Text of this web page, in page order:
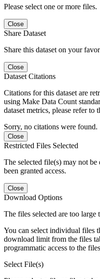
Please select one or more files.
Close
Share Dataset
Share this dataset on your
Close
Dataset Citations
Citations for this dataset are
using Make Data Count
dataset metrics, please refer to
Sorry, no citations were found.
Close
Restricted Files Selected
The selected file(s) may not
been granted access.
Close
Download Options
The files selected are too large
You can select individual files
download limit from the files
programmatic access to the
Select File(s)